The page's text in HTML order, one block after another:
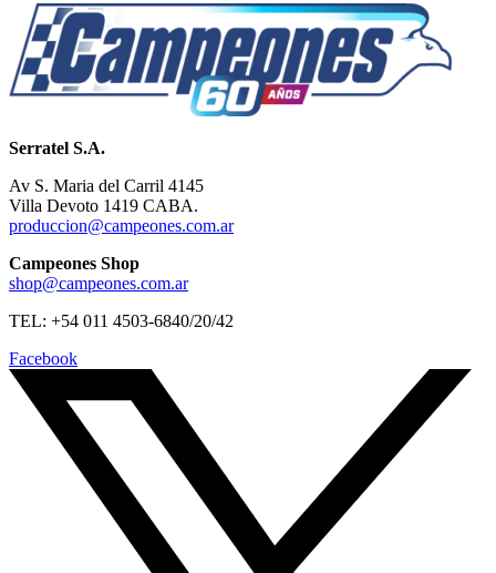
Serratel S.A.
Av S. Maria del Carril 4145
Villa Devoto 1419 CABA.
produccion@campeones.com.ar
Campeones Shop
shop@campeones.com.ar
TEL: +54 011 4503-6840/20/42
Facebook